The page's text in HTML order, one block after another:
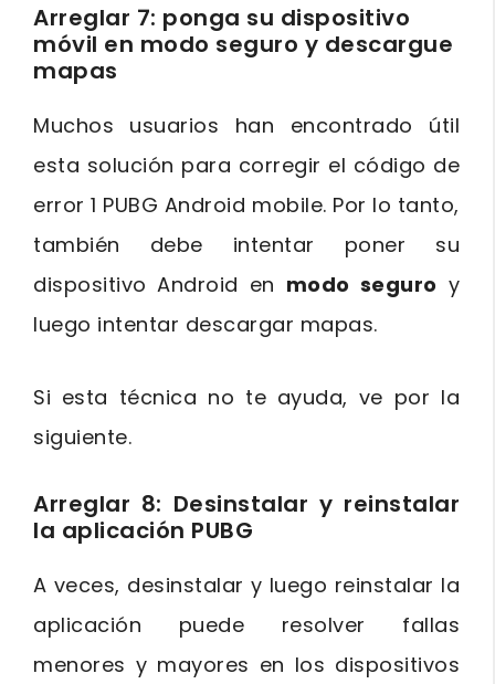
Arreglar 7: ponga su dispositivo
móvil en modo seguro y descargue
mapas
Muchos usuarios han encontrado útil
esta solución para corregir el código de
error 1 PUBG Android mobile. Por lo tanto,
también debe intentar poner su
dispositivo Android en modo seguro y
luego intentar descargar mapas.
Si esta técnica no te ayuda, ve por la
siguiente.
Arreglar 8: Desinstalar y reinstalar
la aplicación PUBG
A veces, desinstalar y luego reinstalar la
aplicación puede resolver fallas
menores y mayores en los dispositivos